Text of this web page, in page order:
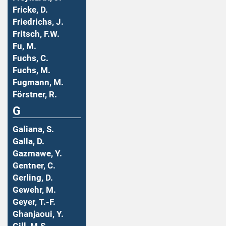
Fricke, D.
Friedrichs, J.
Fritsch, F.W.
Fu, M.
Fuchs, C.
Fuchs, M.
Fugmann, M.
Förstner, R.
G
Galiana, S.
Galla, D.
Gazmawe, Y.
Gentner, C.
Gerling, D.
Gewehr, M.
Geyer, T.-F.
Ghanjaoui, Y.